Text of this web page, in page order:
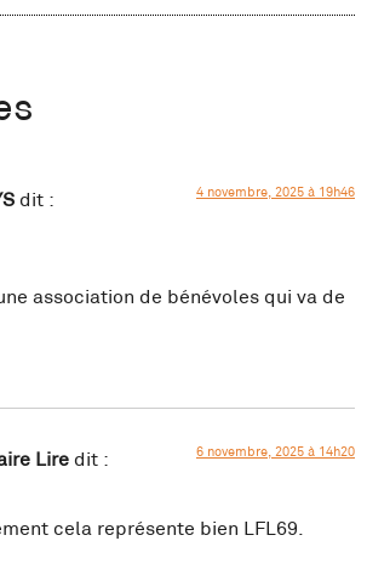
dit : 4 novembre, 2025 à 19h46
association de bénévoles qui va de
Lire dit : 6 novembre, 2025 à 14h20
cela représente bien LFL69.